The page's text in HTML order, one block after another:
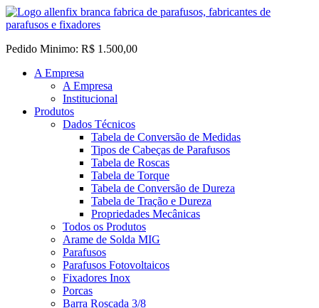
Pedido Minimo: R$ 1.500,00
A Empresa
A Empresa
Institucional
Produtos
Dados Técnicos
Tabela de Conversão de Medidas
Tipos de Cabeças de Parafusos
Tabela de Roscas
Tabela de Torque
Tabela de Conversão de Dureza
Tabela de Tração e Dureza
Propriedades Mecânicas
Todos os Produtos
Arame de Solda MIG
Parafusos
Parafusos Fotovoltaicos
Fixadores Inox
Porcas
Barra Roscada 3/8